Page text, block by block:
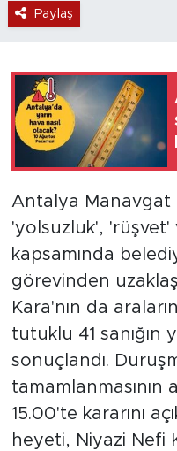
Paylaş
Antalya Manavgat
'yolsuzluk', 'rüşvet'
kapsamında
görevinden
Kara'nın da
tutuklu 41 sanığın
sonuçlandı.
tamamlanmasının
15.00'te kararını
heyeti, Niyazi Nefi